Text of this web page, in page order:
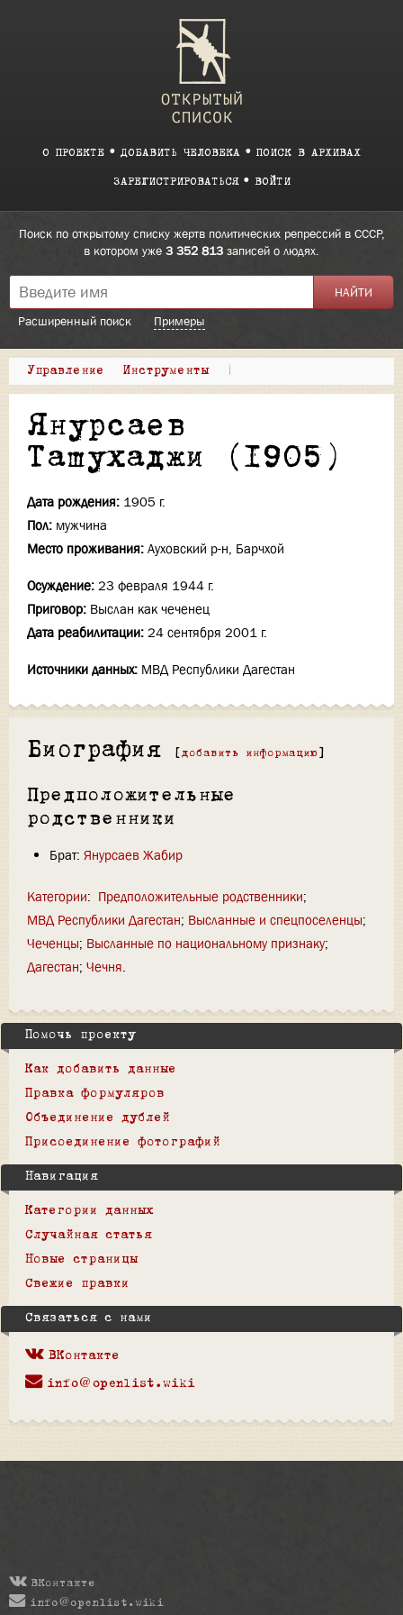
О ПРОЕКТЕ ДОБАВИТЬ ЧЕЛОВЕКА ПОИСК В АРХИВАХ
ЗАРЕГИСТРИРОВАТЬСЯ ВОЙТИ
Поиск по открытому списку жертв политических репрессий в СССР,
в котором уже 3 352 813 записей о людях.
Расширенный поиск Примеры
Управление Инструменты |
Янурсаев
Ташухаджи (1905)
Дата рождения: 1905 г.
Пол: мужчина
Место проживания: Ауховский р-н, Барчхой
Осуждение: 23 февраля 1944 г.
Приговор: Выслан как чеченец
Дата реабилитации: 24 сентября 2001 г.
Источники данных: МВД Республики Дагестан
Биография [ добавить информацию ]
Предположительные
родственники
Брат: Янурсаев Жабир
Категории: Предположительные родственники
МВД Республики Дагестан Высланные и спецпоселенцы
Чеченцы Высланные по национальному признаку
Дагестан Чечня
Помочь проекту
Как добавить данные
Правка формуляров
Объединение дублей
Присоединение фотографий
Навигация
Категории данных
Случайная статья
Новые страницы
Свежие правки
Связаться с нами
ВКонтакте
info@openlist.wiki
ВКонтакте
info@openlist.wiki